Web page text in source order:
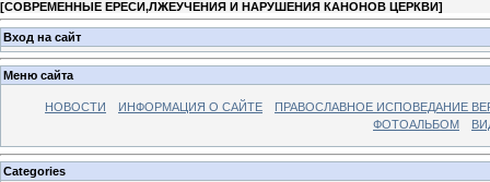
[СОВРЕМЕННЫЕ ЕРЕСИ,ЛЖЕУЧЕНИЯ И НАРУШЕНИЯ КАНОНОВ ЦЕРКВИ]
Вход на сайт
Меню сайта
НОВОСТИ ИНФОРМАЦИЯ О САЙТЕ
ПРАВОСЛАВНОЕ ИСПОВЕДАНИЕ
ФОТОАЛЬБОМ
Categories